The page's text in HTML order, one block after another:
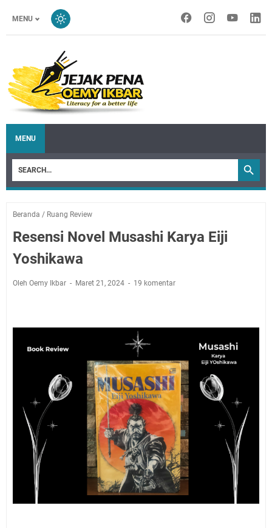
MENU
MENU
Beranda / Ruang Review
Resensi Novel Musashi Karya Eiji
Yoshikawa
Oleh Oemy Ikbar Maret 21, 2024 19 komentar